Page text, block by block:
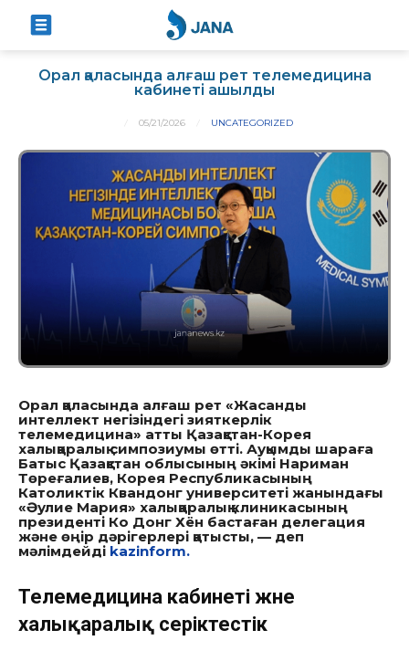
Орал қаласында алғаш рет телемедицина
кабинеті ашылды
05/21/2026 UNCATEGORIZED
Орал қаласында алғаш рет «Жасанды
интеллект негізіндегі зияткерлік
телемедицина» атты Қазақстан-Корея
халықаралық симпозиумы өтті. Ауқымды шараға
Батыс Қазақстан облысының әкімі Нариман
Төреғалиев, Корея Республикасының
Католиктік Квандонг университеті жанындағы
«Әулие Мария» халықаралық клиникасының
президенті Ко Донг Хён бастаған делегация
және өңір дәрігерлері қатысты, — деп
мәлімдейді kazinform.
Телемедицина кабинеті және
халықаралық серіктестік